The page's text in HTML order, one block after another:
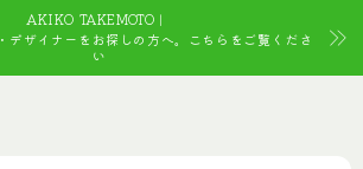
AKIKO TAKEMOTO｜
デザイナーをお探しの方へ。こちらをご覧くださ
い